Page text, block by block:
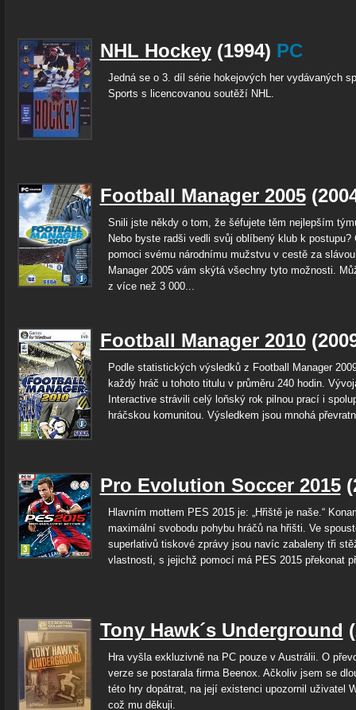
NHL Hockey(1994) PC
Jedná se o 3. díl série hokejových her vydávaných
Sports s licencovanou soutěží NHL.
Football Manager 2005
Snili jste někdy o tom, že šéfujete těm nejlepším
Nebo byste radši vedli svůj oblíbený klub k postupu?
pomoci svému národnímu mužstvu v cestě za
Manager 2005 vám skýtá všechny tyto možnosti.
z více než 3 000...
Football Manager 2010
Podle statistických výsledků z Football Manager
každý hráč u tohoto titulu v průměru 240 hodin.
Interactive strávili celý loňský rok pilnou prací i
hráčskou komunitou. Výsledkem jsou mnohá
Pro Evolution Soccer 2015
Hlavním mottem PES 2015 je: „Hřiště je naše.“
maximální svobodu pohybu hráčů na hřišti. Ve
superlativů tiskové zprávy jsou navíc zabaleny tři
vlastnosti, s jejichž pomocí má PES 2015 překonat
Tony Hawk´s Underground
Hra vyšla exkluzivně na PC pouze v Austrálii. O
verze se postarala firma Beenox. Ačkoliv jsem se
této hry dopátrat, na její existenci upozornil uživatel
což mu děkuji.